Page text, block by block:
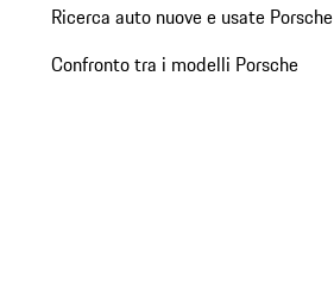
Ricerca auto nuove e usate Porsche
Confronto tra i modelli Porsche